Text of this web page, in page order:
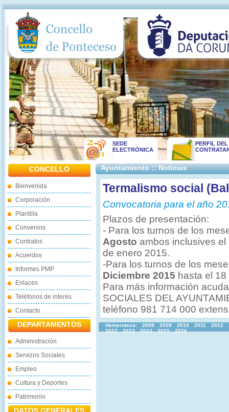
SEDE
ELECTRÓNICA
PERFIL DEL
CONCELLO
Bienvenida
Corporación
Plantilla
Convenios
Contratos
Acuerdos
Informes PMP
Enlaces
Teléfonos de interés
Contacto
DEPARTAMENTOS
Administración
Servizos Sociales
Empleo
Cultura y Deportes
Patrimonio
Ayuntamiento :: Noticias
Termalismo social
Convocatoria para el año
Plazos de presentación:
- Para los turnos de los
Agosto ambos inclusives
de enero 2015.
-Para los turnos de los
Diciembre 2015 hasta el
Para más información
SOCIALES DEL
teléfono 981 714 000
Hemeroteca: 2008 2009 2010 2011 2012
2022
2023 2024 2025 2026